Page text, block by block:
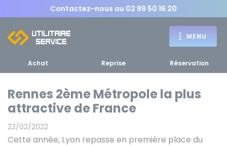
Contactez-nous au 02 99 50 16 20
MENU
RETOUR
MENU
d'un utilitaire
RETOUR MENU
Achat Reprise Réservation
Rennes 2ème Métropole la plus
attractive de France
23/02/2022
Cette année, Lyon repasse en première place du